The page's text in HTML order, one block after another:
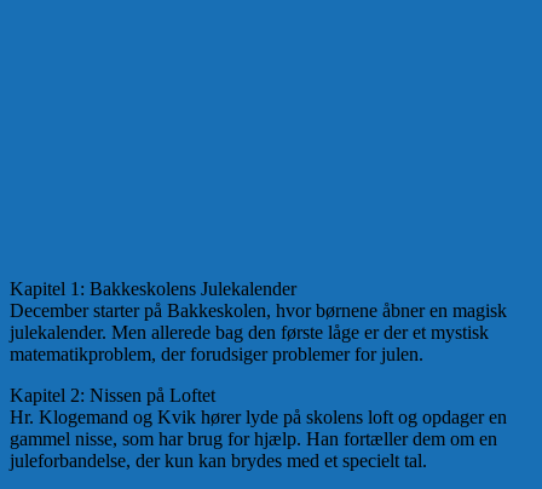
Kapitel 1: Bakkeskolens Julekalender
December starter på Bakkeskolen, hvor børnene åbner en magisk
julekalender. Men allerede bag den første låge er der et mystisk
matematikproblem, der forudsiger problemer for julen.
Kapitel 2: Nissen på Loftet
Hr. Klogemand og Kvik hører lyde på skolens loft og opdager en
gammel nisse, som har brug for hjælp. Han fortæller dem om en
juleforbandelse, der kun kan brydes med et specielt tal.